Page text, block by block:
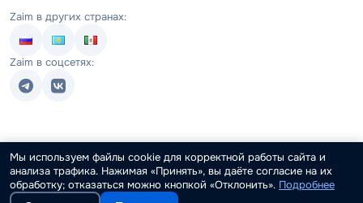
Zaim в других странах:
Zaim в соцсетях:
Мы используем файлы cookie для корректной работы сайта и
анализа трафика. Нажимая «Принять», вы даёте согласие на их
обработку; отказаться можно кнопкой «Отклонить». Подробнее